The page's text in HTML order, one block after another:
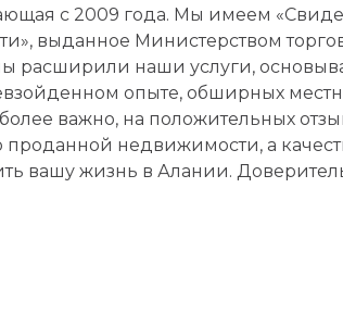
с 2009 года. Мы имеем
выданное Министерством
наши услуги,
опыте, обширных
важно, на положительных
проданной недвижимости, а
вашу жизнь в Алании.